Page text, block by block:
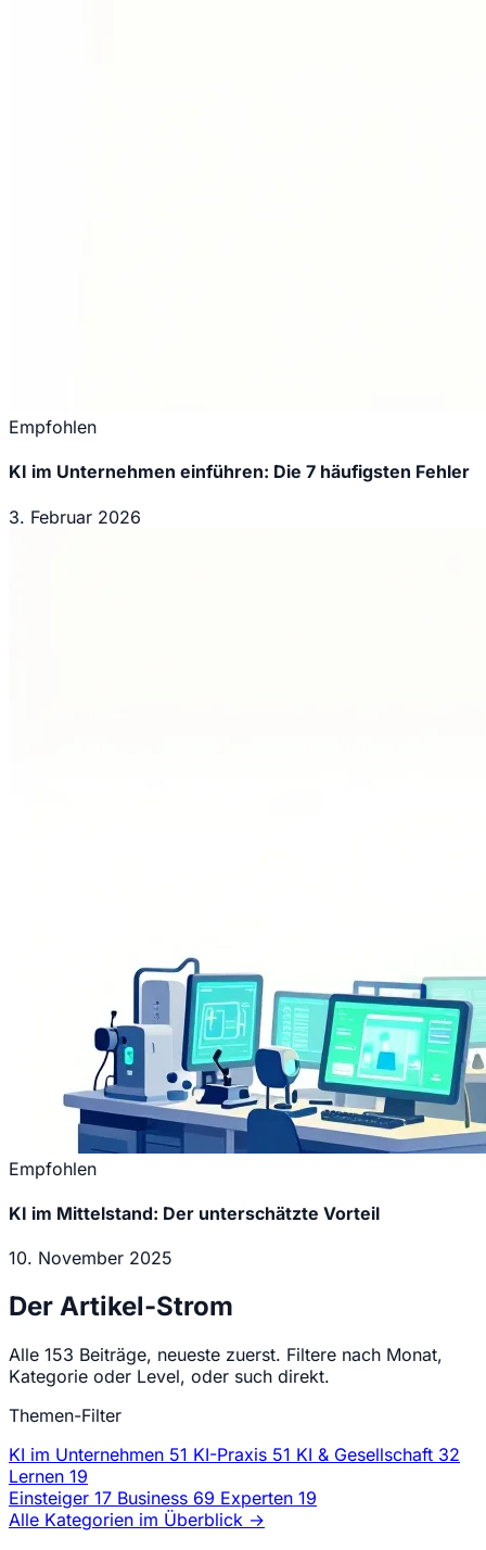
Empfohlen
KI im Unternehmen einführen: Die 7 häufigsten Fehler
3. Februar 2026
Empfohlen
KI im Mittelstand: Der unterschätzte Vorteil
10. November 2025
Der Artikel-Strom
Alle 153 Beiträge, neueste zuerst. Filtere nach Monat,
Kategorie oder Level, oder such direkt.
Themen-Filter
KI im Unternehmen 51 KI-Praxis 51 KI & Gesellschaft 32
Lernen 19
Einsteiger 17 Business 69 Experten 19
Alle Kategorien im Überblick →